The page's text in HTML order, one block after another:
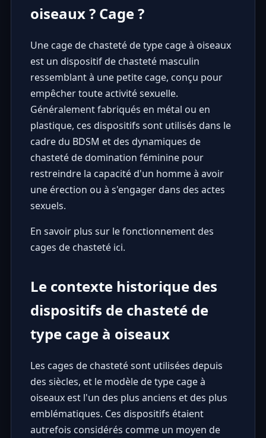
oiseaux ? Cage ?
Une cage de chasteté de type cage à oiseaux
est un dispositif de chasteté masculin
ressemblant à une petite cage, conçu pour
empêcher toute activité sexuelle.
Généralement fabriqués en métal ou en
plastique, ces dispositifs sont utilisés dans le
cadre du BDSM et des dynamiques de
chasteté de domination féminine pour
restreindre la capacité d'un homme à avoir
une érection ou à s'engager dans des actes
sexuels.
En savoir plus sur le fonctionnement des
cages de chasteté ici.
Le contexte historique des
dispositifs de chasteté de
type cage à oiseaux
Les cages de chasteté sont utilisées depuis
des siècles, et le modèle de type cage à
oiseaux est l'un des plus anciens et des plus
emblématiques. Ces dispositifs étaient
autrefois considérés comme un moyen de